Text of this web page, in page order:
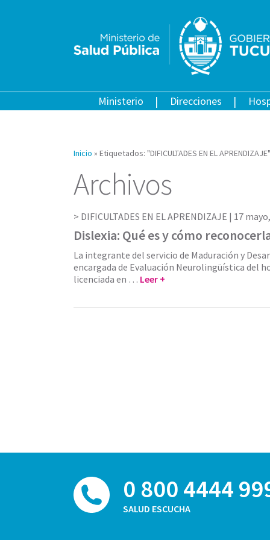
Ministerio Direcciones
Inicio » Etiquetados: "DIFICULTADES EN EL APRENDIZAJE"
Archivos
DIFICULTADES EN EL APRENDIZAJE | 17
Dislexia: Qué es y cómo
La integrante del servicio de Maduración y
encargada de Evaluación Neurolingüística del
licenciada en … Leer +
0 800 4444
SALUD ESCUCHA